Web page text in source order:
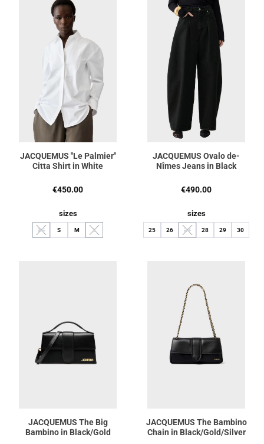
JACQUEMUS "Le Palmier"
Citta Shirt in White
Regulärer Preis:
€450.00
sizesauswählen
XS
(Diese Option ist zurzeit nicht verfügbar.)
S M L
(Diese Option ist zurzeit nicht verfügbar.)
JACQUEMUS Ovalo de-
Nîmes Jeans in Black
Regulärer Preis:
€490.00
sizesauswählen
25 26 27
(Diese Option ist zurzeit nicht
28 29 30
JACQUEMUS The Big
Bambino in Black/Gold
JACQUEMUS The Bambino
Chain in Black/Gold/Silver